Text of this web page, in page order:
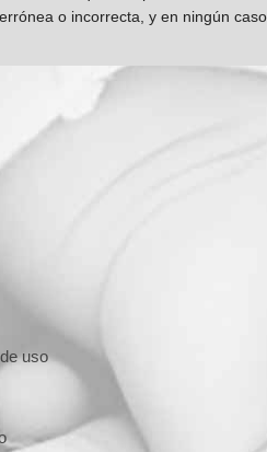
errónea o incorrecta, y en ningún
uso